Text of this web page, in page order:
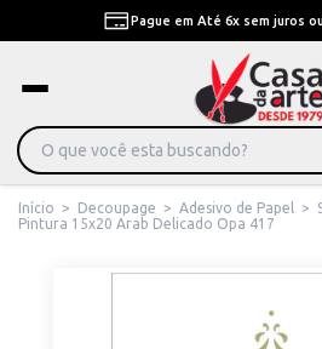
Pague em Até 6x sem juros
Início > Decoupage > Adesivo de Papel >
Pintura 15x20 Arab Delicado Opa 417